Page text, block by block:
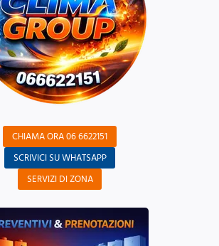
CHIAMA ORA 06 6622151
SCRIVICI SU WHATSAPP
SERVIZI DI ZONA